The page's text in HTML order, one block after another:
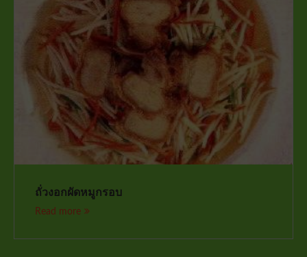
ถั่วงอกผัดหมูกรอบ
Read more